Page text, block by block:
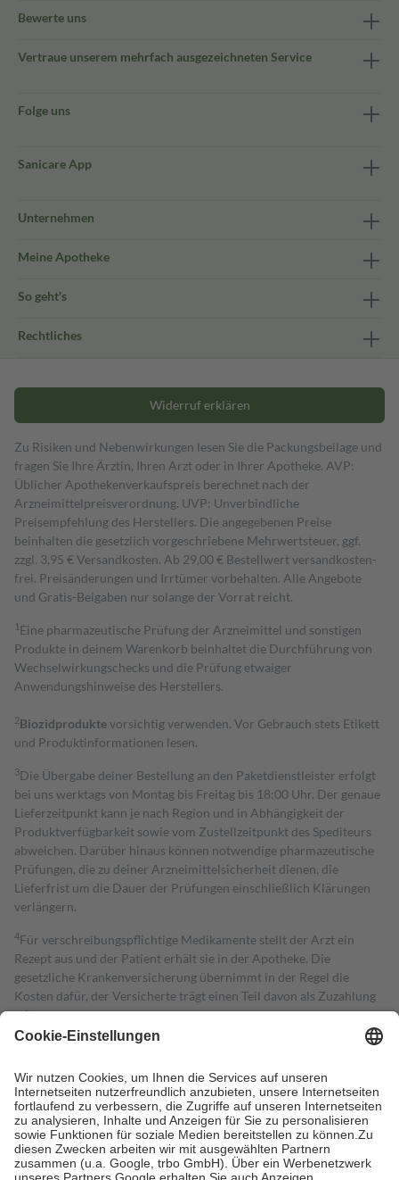
Bewerte uns
Vertraue unserem mehrfach ausgezeichneten Service
Folge uns
Sanicare App
Unternehmen
Meine Apotheke
So geht's
Rechtliches
Widerruf erklären
Zu Risiken und Nebenwirkungen lesen Sie die Packungsbeilage und
fragen Sie Ihre Ärztin, Ihren Arzt oder in Ihrer Apotheke. AVP:
Üblicher Apothekenverkaufspreis berechnet nach der
Arzneimittelpreisverordnung. UVP: Unverbindliche
Preisempfehlung des Herstellers. Die angegebenen Preise
beinhalten die gesetzlich vorgeschriebene Mehrwertsteuer, ggf.
zzgl. 3,95 € Versandkosten. Ab 29,00 € Bestell­wert versand­kosten­
frei. Preisänderungen und Irrtümer vorbehalten. Alle Angebote
und Gratis-Beigaben nur solange der Vorrat reicht.
1 Eine pharmazeutische Prüfung der Arzneimittel und sonstigen
Produkte in deinem Warenkorb beinhaltet die Durchführung von
Wechselwirkungschecks und die Prüfung etwaiger
Anwendungshinweise des Herstellers.
2Biozidproduktevorsichtig verwenden. Vor Gebrauch stets Etikett
und Produktinformationen lesen.
3Die Übergabe deiner Bestellung an den Paketdienstleister erfolgt
bei uns werktags von Montag bis Freitag bis 18:00 Uhr. Der genaue
Lieferzeitpunkt kann je nach Region und in Abhängigkeit der
Produktverfügbarkeit sowie vom Zustellzeitpunkt des Spediteurs
abweichen. Darüber hinaus können notwendige pharmazeutische
Prüfungen, die zu deiner Arzneimittelsicherheit dienen, die
Lieferfrist um die Dauer der Prüfungen einschließlich Klärungen
verlängern.
4Für verschreibungspflichtige Medikamente stellt der Arzt ein
Rezept aus und der Patient erhält sie in der Apotheke. Die
gesetzliche Krankenversicherung übernimmt in der Regel die
Kosten dafür, der Versicherte trägt einen Teil davon als Zuzahlung
mit.
Grundsätzlich leisten Mitglieder Zuzahlungen in Höhe von zehn
höchstens zehn Euro.
Es sind jedoch nie mehr als die tatsächlichen
Kosten der Leistung zu entrichten.
Diese Regeln gelten grundsätzlich auch für Online-Apotheken.
Bei Heilmitteln und häuslicher Krankenpflege beträgt die
Zuzahlung zehn Prozent der Kosten sowie zehn Euro je
Verordnung.